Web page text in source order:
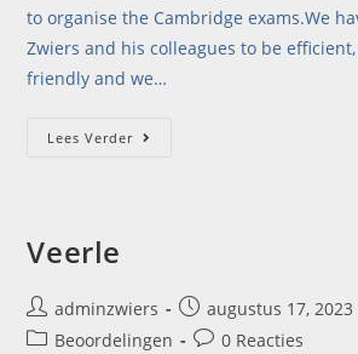
to organise the Cambridge exams.We
Zwiers and his colleagues to be
friendly and we…
Lees Verder
Veerle
adminzwiers
augustus 17, 2023
Beoordelingen
0 Reacties